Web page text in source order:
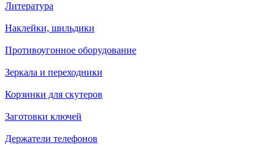
Литература
Наклейки, шильдики
Противоугонное оборудование
Зеркала и переходники
Корзинки для скутеров
Заготовки ключей
Держатели телефонов